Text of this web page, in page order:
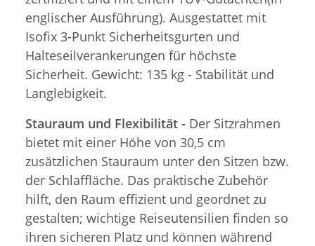
englischer Ausführung). Ausgestattet mit
Isofix 3-Punkt Sicherheitsgurten und
Halteseilverankerungen für höchste
Sicherheit. Gewicht: 135 kg - Stabilität und
Langlebigkeit.
Stauraum und Flexibilität - Der Sitzrahmen
bietet mit einer Höhe von 30,5 cm
zusätzlichen Stauraum unter den Sitzen bzw.
der Schlaffläche. Das praktische Zubehör
hilft, den Raum effizient und geordnet zu
gestalten; wichtige Reiseutensilien finden so
ihren sicheren Platz und können während